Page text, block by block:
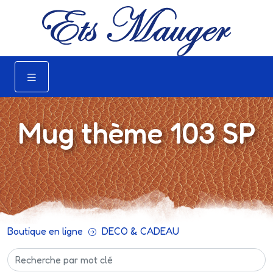
Mug thème 103 SP
Boutique en ligne DECO & CADEAU